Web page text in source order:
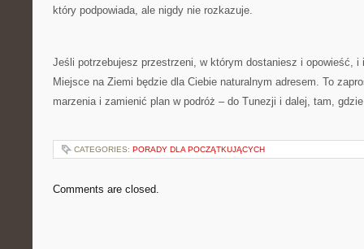
który podpowiada, ale nigdy nie rozkazuje.
Jeśli potrzebujesz przestrzeni, w którym dostaniesz i opowieść, i
Miejsce na Ziemi będzie dla Ciebie naturalnym adresem. To
marzenia i zamienić plan w podróż – do Tunezji i dalej, tam,
CATEGORIES: PORADY DLA POCZĄTKUJĄCYCH
Comments are closed.